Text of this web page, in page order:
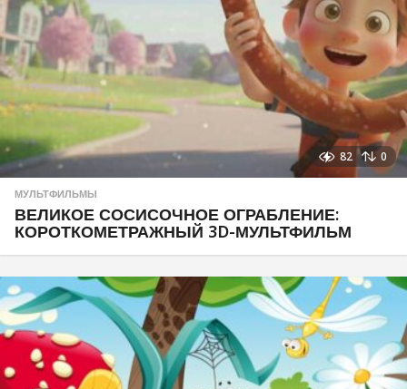
82 0
МУЛЬТФИЛЬМЫ
ВЕЛИКОЕ СОСИСОЧНОЕ ОГРАБЛЕНИЕ:
КОРОТКОМЕТРАЖНЫЙ 3D-МУЛЬТФИЛЬМ